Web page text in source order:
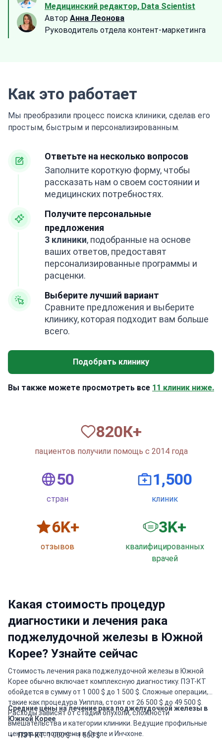
Медицинский редактор, Data Scientist
Автор Анна Леонова
Руководитель отдела контент-маркетинга
Как это работает
Мы преобразили процесс поиска клиники, сделав его
простым, быстрым и персонализированным.
Ответьте на несколько вопросов
Заполните короткую форму, чтобы
рассказать нам о своем состоянии и
медицинских потребностях.
Получите персональные
предложения
3 клиники, подобранные на основе
ваших ответов, предоставят
персонализированные программы и
расценки.
Выберите лучший вариант
Сравните предложения и выберите
клинику, которая подходит вам больше
всего.
Подобрать клинику
Вы также можете просмотреть все 11 клиник ниже.
820К+
пациентов получили помощь с 2014 года
50
стран
1,500
клиник
6K+
отзывов
3K+
квалифицированных
врачей
Какая стоимость процедур
диагностики и лечения рака
поджелудочной железы в Южной
Корее? Узнайте сейчас
Стоимость лечения рака поджелудочной железы в Южной
Корее обычно включает комплексную диагностику. ПЭТ-КТ
обойдется в сумму от 1 000 $ до 1 500 $. Сложные операции,
такие как процедура Уиппла, стоят от 26 500 $ до 49 500 $.
Расходы зависят от стадии опухоли, сложности
вмешательства и категории клиники. Ведущие профильные
центры расположены в Сеуле и Инчхоне.
Средние цены на лечение рака поджелудочной железы в
Южной Корее
ПЭТ-КТ: 1 000 $ – 1 500 $